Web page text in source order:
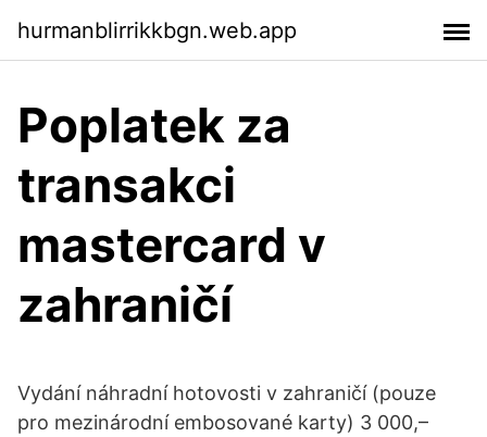
hurmanblirrikkbgn.web.app
Poplatek za
transakci
mastercard v
zahraničí
Vydání náhradní hotovosti v zahraničí (pouze
pro mezinárodní embosované karty) 3 000,–